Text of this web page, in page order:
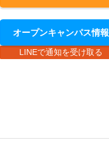
オープンキャンパス情報
LINEで通知を受け取る